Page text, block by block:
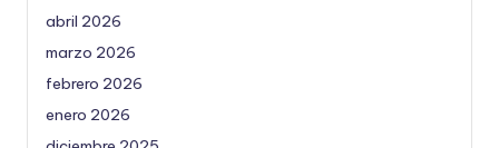
abril 2026
marzo 2026
febrero 2026
enero 2026